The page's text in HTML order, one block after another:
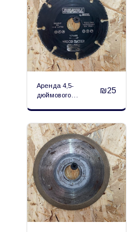
Аренда 4,5-
дюймового
₪25